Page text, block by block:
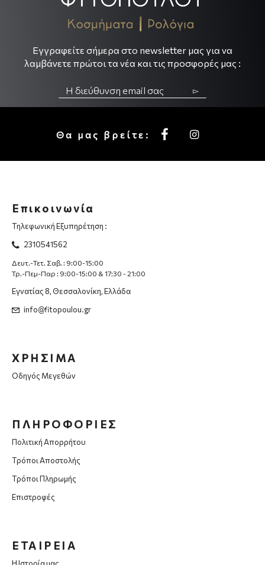
Εγγραφείτε σήμερα στο newsletter μας για να
λαμβάνετε πρώτοι τα νέα και τις προσφορές μας :
▻
Θα μας βρείτε:
Επικοινωνία
Τηλεφωνική Εξυπηρέτηση :
2310541562
Δευτ.-Τετ. Σαβ. : 9:00-15:00
Τρ.-Πεμ-Παρ : 9:00-15:00 & 17:30 - 21:00
Εγνατίας 8, Θεσσαλονίκη, Ελλάδα
info@fitopoulou.gr
ΧΡΗΣΙΜΑ
Οδηγός Μεγεθών
ΠΛΗΡΟΦΟΡΙΕΣ
Πολιτική Απορρήτου
Τρόποι Αποστολής
Τρόποι Πληρωμής
Επιστροφές
ΕΤΑΙΡΕΙΑ